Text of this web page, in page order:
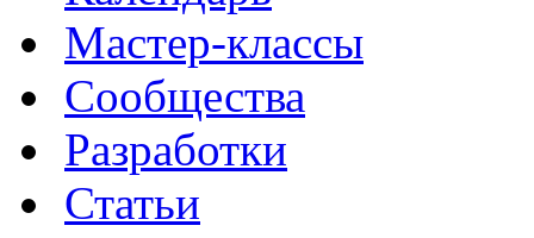
Мастер-классы
Сообщества
Разработки
Статьи